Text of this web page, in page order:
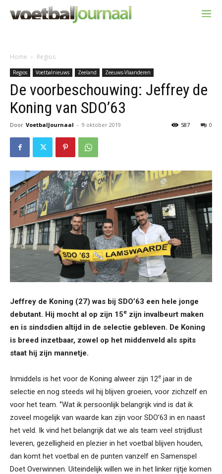
Home Regios
Regios Voetbalnieuws Zeeland Zeeuws-Vlaanderen
De voorbeschouwing: Jeffrey de
Koning van SDO’63
Door VoetbalJournaal - 9 oktober 2019 0
587
Jeffrey de Koning (27) was bij SDO’63 een hele jonge
debutant. Hij mocht al op zijn 15e zijn invalbeurt maken
en is sindsdien altijd in de selectie gebleven. De Koning
is breed inzetbaar, zowel op het middenveld als spits
staat hij zijn mannetje.
Inmiddels is het voor de Koning alweer zijn 12e jaar in de
selectie en nog steeds wil hij blijven groeien, voor zichzelf en
voor het team. ‘’Wat ik persoonlijk belangrijk vind is dat ik
zoveel mogelijk van waarde kan zijn voor SDO’63 in en naast
het veld. Ik vind het belangrijk dat we als team veel strijdlust
leveren, gezelligheid en plezier in het voetbal blijven houden,
dan komt het voetbal en de punten vanzelf en Samenspel
Doet Overwinnen. Uiteindelijk willen we in het linker rijtje komen